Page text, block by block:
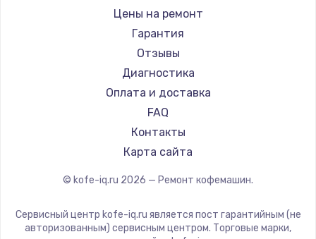
Ремонт кофемашин Bravilor Bonamat
Ремонт кофемашин Vard
Ремонт кофемашин Tuvio
Ремонт кофемашин Carrera
Ремонт кофемашин Supra
Olympia
Saeco
La Cimbali
WMF
Yamaguchi
Nivona
Astoria
JVC
ROCKET MOZZAFIATO
Vivitek
Цены на ремонт
Гарантия
Отзывы
Диагностика
Оплата и доставка
FAQ
Контакты
Карта сайта
© kofe-iq.ru 2026 — Ремонт кофемашин.
Сервисный центр kofe-iq.ru является пост гарантийным (не
авторизованным) сервисным центром. Торговые марки,